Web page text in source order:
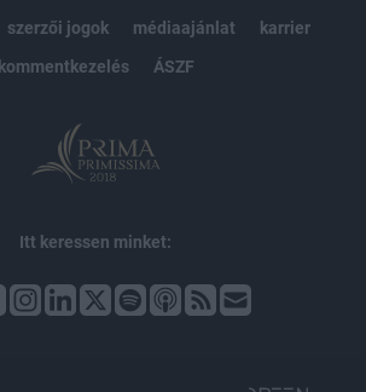
szerzői jogok médiaajánlat
karrier
kommentkezelés
ÁSZF
Itt keressen minket: